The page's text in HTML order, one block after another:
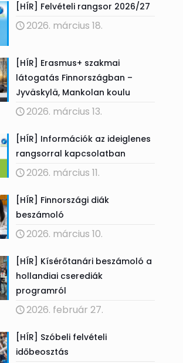
[HÍR] Felvételi rangsor 2026/27
2026. március 18.
[HÍR] Erasmus+ szakmai
látogatás Finnországban –
Jyväskylä, Mankolan koulu
2026. március 13.
[HÍR] Információk az ideiglenes
rangsorral kapcsolatban
2026. március 11.
[HÍR] Finnországi diák
beszámoló
2026. március 10.
[HÍR] Kísérőtanári beszámoló a
hollandiai cserediák
programról
2026. február 27.
[HÍR] Szóbeli felvételi
időbeosztás